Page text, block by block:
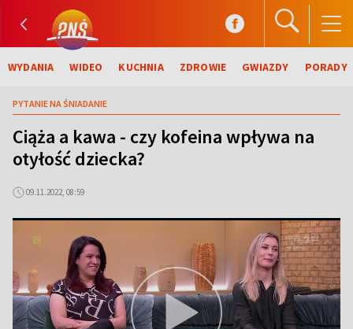
WYDANIA WIDEO KUCHNIA ZDROWIE GWIAZDY PORADY
PYTANIE NA ŚNIADANIE
Ciąża a kawa - czy kofeina wpływa na
otyłość dziecka?
09.11.2022, 08:59